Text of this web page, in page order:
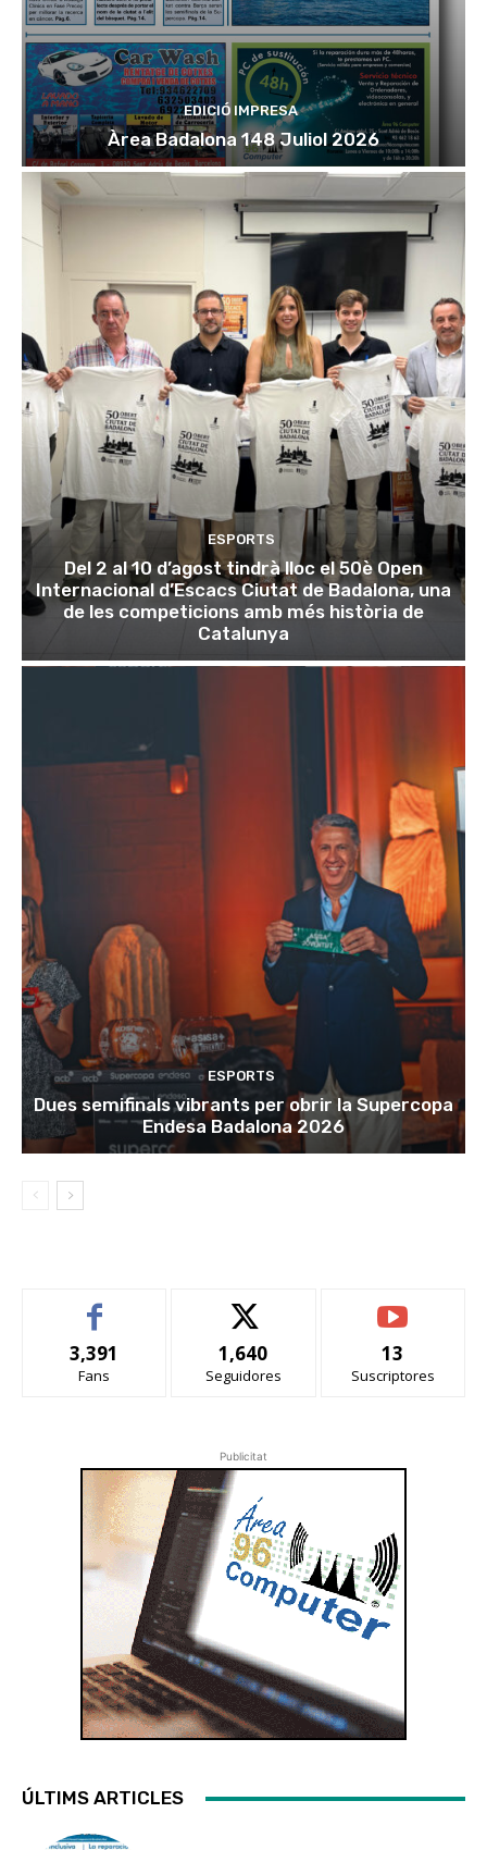
EDICIÓ IMPRESA
Àrea Badalona 148 Juliol 2026
ESPORTS
Del 2 al 10 d’agost tindrà lloc el 50è Open
Internacional d’Escacs Ciutat de Badalona, una
de les competicions amb més història de
Catalunya
ESPORTS
Dues semifinals vibrants per obrir la Supercopa
Endesa Badalona 2026
3,391
Fans
1,640
Seguidores
13
Suscriptores
Publicitat
ÚLTIMS ARTICLES